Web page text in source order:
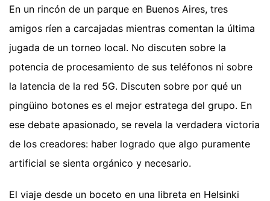
En un rincón de un parque en Buenos Aires, tres
amigos ríen a carcajadas mientras comentan la última
jugada de un torneo local. No discuten sobre la
potencia de procesamiento de sus teléfonos ni sobre
la latencia de la red 5G. Discuten sobre por qué un
pingüino botones es el mejor estratega del grupo. En
ese debate apasionado, se revela la verdadera victoria
de los creadores: haber logrado que algo puramente
artificial se sienta orgánico y necesario.
El viaje desde un boceto en una libreta en Helsinki